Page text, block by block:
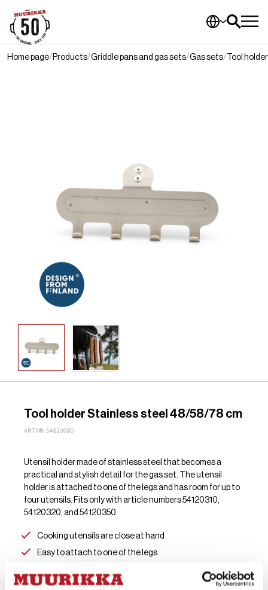
Home page Products Griddle pans and gas sets Gas sets Tool holder
Tool holder Stainless steel 48/58/78 cm
ART.NR: 54920990
Utensil holder made of stainless steel that becomes a
practical and stylish detail for the gas set. The utensil
holder is attached to one of the legs and has room for up to
four utensils. Fits only with article numbers 54120310,
54120320, and 54120350.
Cooking utensils are close at hand
Easy to attach to one of the legs